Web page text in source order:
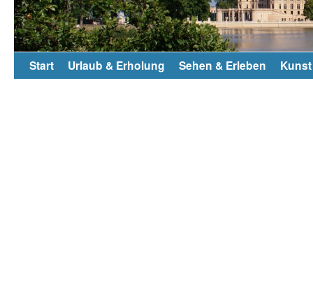
Start Urlaub & Erholung Sehen & Erleben